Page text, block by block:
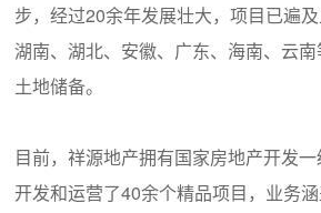
步，经过20余年发展壮大，项目已遍及
湖南、湖北、安徽、广东、海南、云
土地储备。
目前，祥源地产拥有国家房地产开发一
开发和运营了40余个精品项目，业务